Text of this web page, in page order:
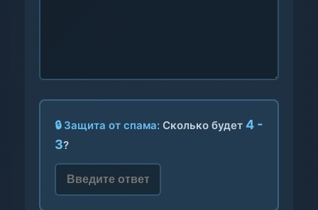
🔒 Защита от спама: Сколько будет 4 -
3?